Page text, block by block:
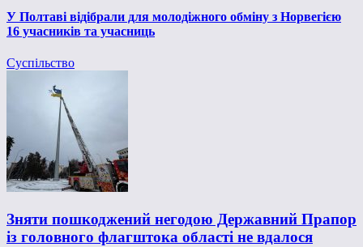
У Полтаві відібрали для молодіжного обміну з Норвегією
16 учасників та учасниць
Суспільство
Зняти пошкоджений негодою Державний Прапор
із головного флагштока області не вдалося